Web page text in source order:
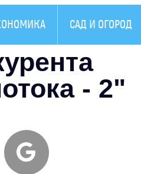
САД И ОГОРОД
- 2"